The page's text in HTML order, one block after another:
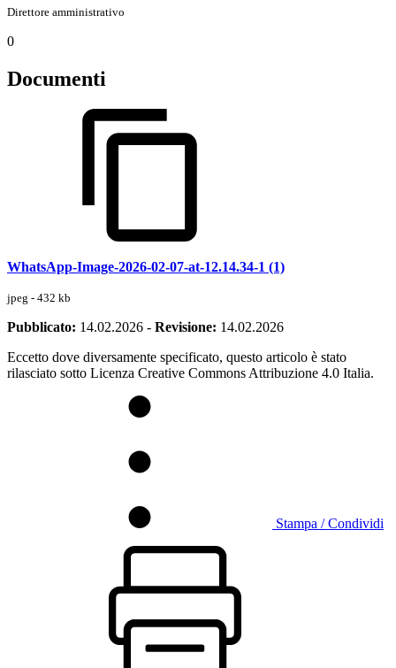
Direttore amministrativo
0
Documenti
WhatsApp-Image-2026-02-07-at-12.14.34-1 (1)
jpeg - 432 kb
Pubblicato: 14.02.2026 - Revisione: 14.02.2026
Eccetto dove diversamente specificato, questo articolo è stato
rilasciato sotto Licenza Creative Commons Attribuzione 4.0 Italia.
Stampa / Condividi